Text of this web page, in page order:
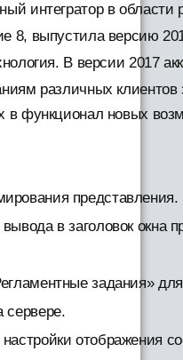
интегратор в
8, выпустила версию
В версии 2017
различных
в функционал новых
представления.
в заголовок окна
задания»
сервере.
отображения